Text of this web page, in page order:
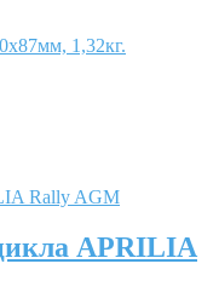
1,32кг.
APRILIA